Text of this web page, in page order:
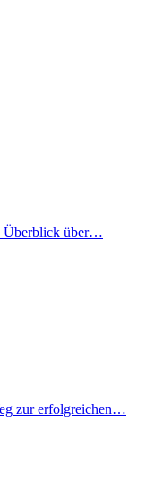
Überblick über…
zur erfolgreichen…